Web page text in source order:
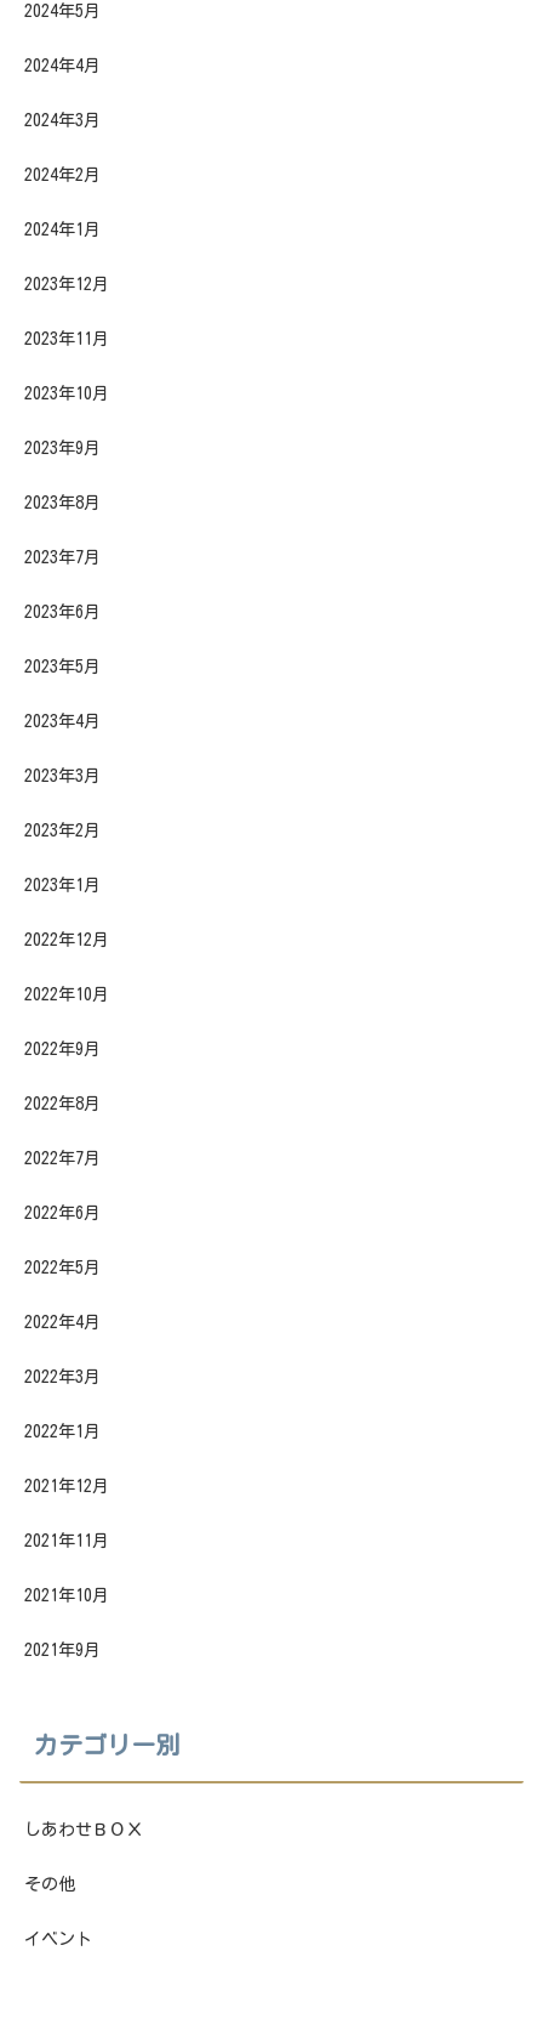
2024年5月
2024年4月
2024年3月
2024年2月
2024年1月
2023年12月
2023年11月
2023年10月
2023年9月
2023年8月
2023年7月
2023年6月
2023年5月
2023年4月
2023年3月
2023年2月
2023年1月
2022年12月
2022年10月
2022年9月
2022年8月
2022年7月
2022年6月
2022年5月
2022年4月
2022年3月
2022年1月
2021年12月
2021年11月
2021年10月
2021年9月
カテゴリー別
しあわせＢＯＸ
その他
イベント